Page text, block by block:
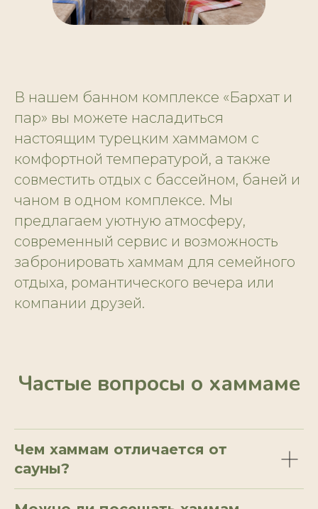
В нашем банном комплексе «Бархат и
пар» вы можете насладиться
настоящим турецким хаммамом с
комфортной температурой, а также
совместить отдых с бассейном, баней и
чаном в одном комплексе. Мы
предлагаем уютную атмосферу,
современный сервис и возможность
забронировать хаммам для семейного
отдыха, романтического вечера или
компании друзей.
Частые вопросы о хаммаме
Чем хаммам отличается от
сауны?